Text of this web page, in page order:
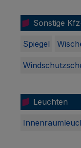
Sonstige
Spiegel
Leuchten